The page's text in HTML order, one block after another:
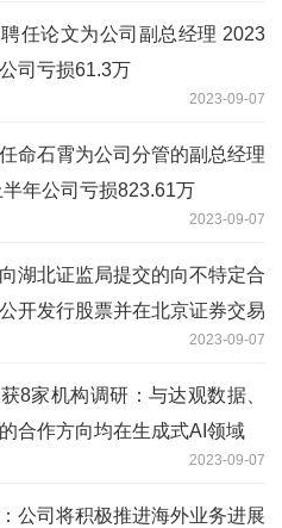
任论文为公司副总经理 2023
司亏损61.3万
2023-09-07
命石霄为公司分管的副总经理
年公司亏损823.61万
2023-09-07
湖北证监局提交的向不特定合
开发行股票并在北京证券交易
2023-09-07
8家机构调研：与达观数据、
合作方向均在生成式AI领域
2023-09-07
公司将积极推进海外业务进展